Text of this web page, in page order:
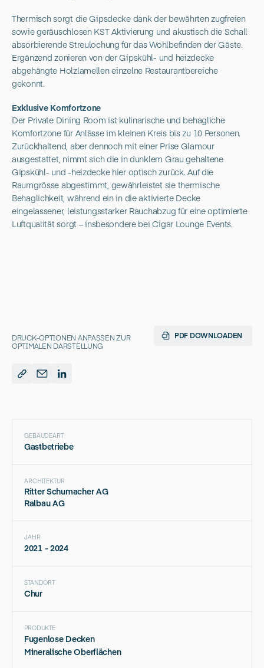
GEBÄUDEART
Gastbetriebe
ARCHITEKTUR
Ritter Schumacher AG
Ralbau AG
JAHR
2021 - 2024
STANDORT
Chur
PRODUKTE
Fugenlose Decken
Mineralische Oberflächen
Thermisch sorgt die Gipsdecke dank der bewährten zugfreien
sowie geräuschlosen KST Aktivierung und akustisch die Schall
absorbierende Streulochung für das Wohlbefinden der Gäste.
Ergänzend zonieren von der Gipskühl- und heizdecke
abgehängte Holzlamellen einzelne Restaurantbereiche
gekonnt.
Exklusive Komfortzone
Der Private Dining Room ist kulinarische und behagliche
Komfortzone für Anlässe im kleinen Kreis bis zu 10 Personen.
Zurückhaltend, aber dennoch mit einer Prise Glamour
ausgestattet, nimmt sich die in dunklem Grau gehaltene
Gipskühl- und -heizdecke hier optisch zurück. Auf die
Raumgrösse abgestimmt, gewährleistet sie thermische
Behaglichkeit, während ein in die aktivierte Decke
eingelassener, leistungsstarker Rauchabzug für eine optimierte
Luftqualität sorgt – insbesondere bei Cigar Lounge Events.
PDF DOWNLOADEN
DRUCK-OPTIONEN ANPASSEN ZUR
OPTIMALEN DARSTELLUNG